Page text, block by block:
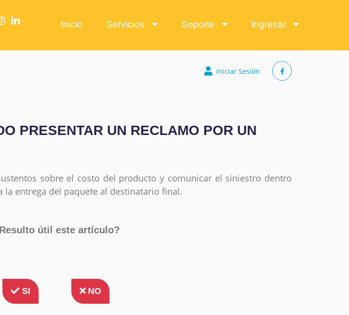
Inicio Servicios Soporte Ingresar
Iniciar Sesión
PRESENTAR UN RECLAMO POR UN
sobre el costo del producto y comunicar el siniestro dentro
la entrega del paquete al destinatario final.
útil este artículo?
SI NO